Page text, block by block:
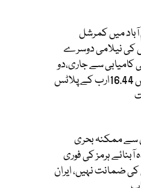
آباد میں کمرشل
کی نیلامی دوسرے
کامیابی سے جاری،دو
روز میں 16.44ارب کے پلاٹس
سے ممکنہ بحری
آبنائے ہرمز کی فوری
کی ضمانت نہیں، ایران